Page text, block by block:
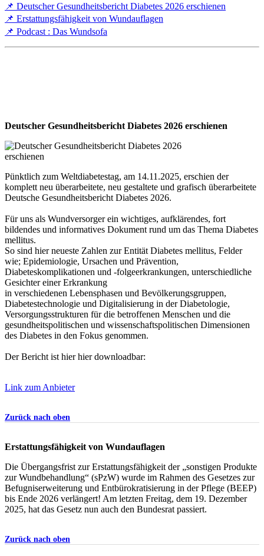
📌 Deutscher Gesundheitsbericht Diabetes 2026 erschienen
📌 Erstattungsfähigkeit von Wundauflagen
📌 Podcast : Das Wundsofa
Deutscher Gesundheitsbericht Diabetes 2026 erschienen
Pünktlich zum Weltdiabetestag, am 14.11.2025, erschien der
komplett neu überarbeitete, neu gestaltete und grafisch überarbeitete
Deutsche Gesundheitsbericht Diabetes 2026.
Für uns als Wundversorger ein wichtiges, aufklärendes, fort
bildendes und informatives Dokument rund um das Thema Diabetes
mellitus.
So sind hier neueste Zahlen zur Entität Diabetes mellitus, Felder
wie; Epidemiologie, Ursachen und Prävention,
Diabeteskomplikationen und -folgeerkrankungen, unterschiedliche
Gesichter einer Erkrankung
in verschiedenen Lebensphasen und Bevölkerungsgruppen,
Diabetestechnologie und Digitalisierung in der Diabetologie,
Versorgungsstrukturen für die betroffenen Menschen und die
gesundheitspolitischen und wissenschaftspolitischen Dimensionen
des Diabetes in den Fokus genommen.
Der Bericht ist hier hier downloadbar:
Link zum Anbieter
Zurück nach oben
Erstattungsfähigkeit von Wundauflagen
Die Übergangsfrist zur Erstattungsfähigkeit der „sonstigen Produkte
zur Wundbehandlung“ (sPzW) wurde im Rahmen des Gesetzes zur
Befugniserweiterung und Entbürokratisierung in der Pflege (BEEP)
bis Ende 2026 verlängert! Am letzten Freitag, dem 19. Dezember
2025, hat das Gesetz nun auch den Bundesrat passiert.
Zurück nach oben